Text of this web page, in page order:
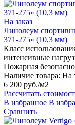
На заказ
Линолеум
371-275» (10,3 мм)
Класс
интенсивные
Пожарная
Наличие товара: На
6 200 руб./м2
Рассчитать
В избранное В
Сравнить